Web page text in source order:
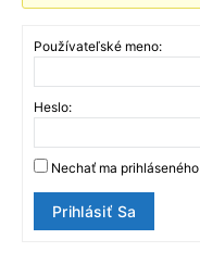
Používateľské meno:
Heslo:
Nechať ma prihláseného
Prihlásiť Sa